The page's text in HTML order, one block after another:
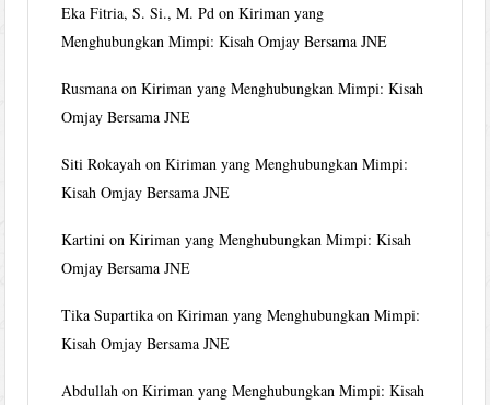
Eka Fitria, S. Si., M. Pd onKiriman yang
Menghubungkan Mimpi: Kisah Omjay Bersama JNE
Rusmana onKiriman yang Menghubungkan Mimpi: Kisah
Omjay Bersama JNE
Siti Rokayah onKiriman yang Menghubungkan Mimpi:
Kisah Omjay Bersama JNE
Kartini onKiriman yang Menghubungkan Mimpi: Kisah
Omjay Bersama JNE
Tika Supartika onKiriman yang Menghubungkan Mimpi:
Kisah Omjay Bersama JNE
Abdullah onKiriman yang Menghubungkan Mimpi: Kisah